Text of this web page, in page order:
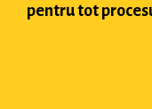
pentru tot